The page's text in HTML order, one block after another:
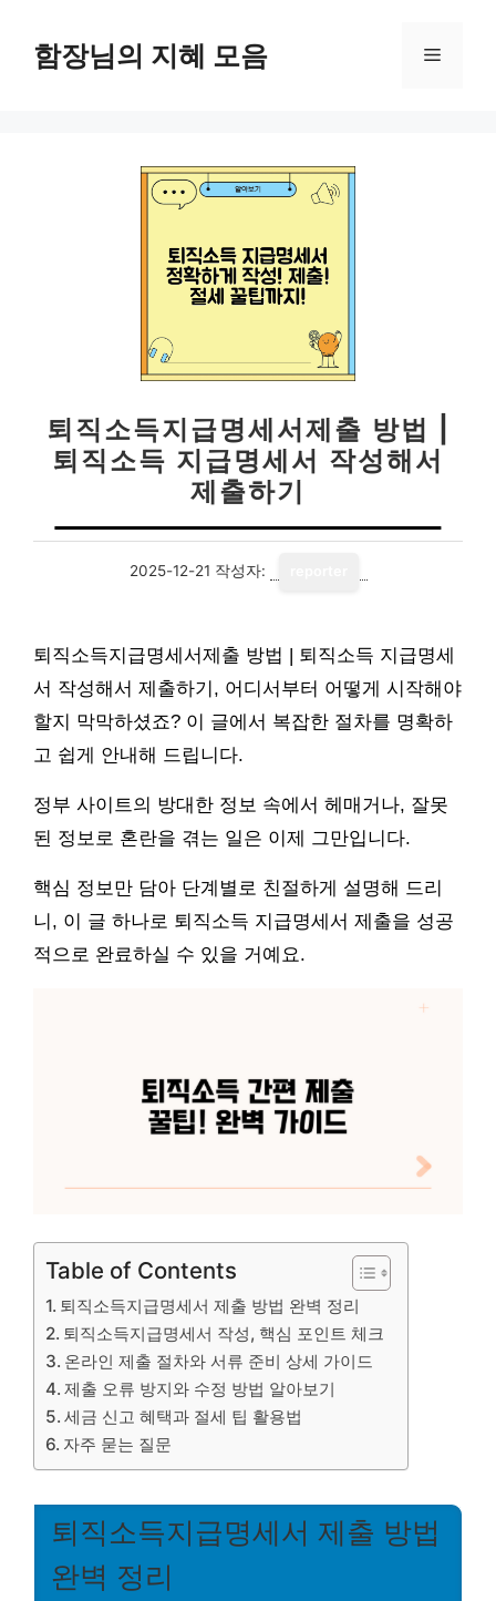
함장님의 지혜 모음 메
퇴직소득지급명세서제출 방법 |
퇴직소득 지급명세서 작성해서
제출하기
2025-12-21 작성자:
퇴직소득지급명세서제출 방법 | 퇴직소득 지급명세
서 작성해서 제출하기, 어디서부터 어떻게 시작해야
할지 막막하셨죠? 이 글에서 복잡한 절차를 명확하
고 쉽게 안내해 드립니다.
정부 사이트의 방대한 정보 속에서 헤매거나, 잘못
된 정보로 혼란을 겪는 일은 이제 그만입니다.
핵심 정보만 담아 단계별로 친절하게 설명해 드리
니, 이 글 하나로 퇴직소득 지급명세서 제출을 성공
적으로 완료하실 수 있을 거예요.
Table of Contents
퇴직소득지급명세서 제출 방법 완벽 정리
퇴직소득지급명세서 작성, 핵심 포인트 체크
온라인 제출 절차와 서류 준비 상세 가이드
제출 오류 방지와 수정 방법 알아보기
세금 신고 혜택과 절세 팁 활용법
자주 묻는 질문
퇴직소득지급명세서 제출 방법
완벽 정리